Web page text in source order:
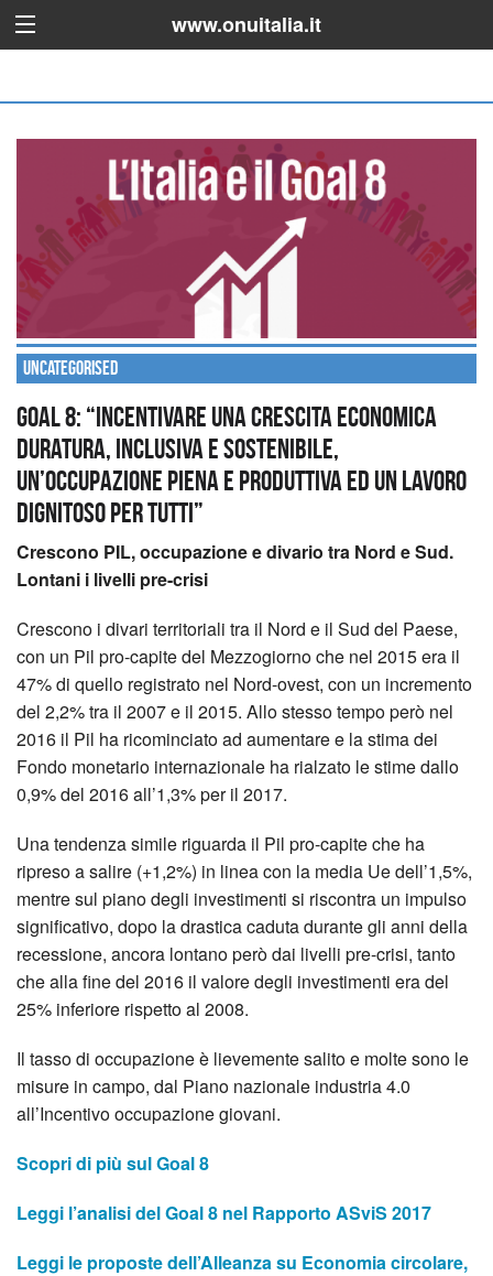
www.onuitalia.it
Uncategorised
Goal 8: “Incentivare una crescita economica
duratura, inclusiva e sostenibile,
un’occupazione piena e produttiva ed un lavoro
dignitoso per tutti”
Crescono PIL, occupazione e divario tra Nord e Sud.
Lontani i livelli pre-crisi
Crescono i divari territoriali tra il Nord e il Sud del Paese,
con un Pil pro-capite del Mezzogiorno che nel 2015 era il
47% di quello registrato nel Nord-ovest, con un incremento
del 2,2% tra il 2007 e il 2015. Allo stesso tempo però nel
2016 il Pil ha ricominciato ad aumentare e la stima dei
Fondo monetario internazionale ha rialzato le stime dallo
0,9% del 2016 all’1,3% per il 2017.
Una tendenza simile riguarda il Pil pro-capite che ha
ripreso a salire (+1,2%) in linea con la media Ue dell’1,5%,
mentre sul piano degli investimenti si riscontra un impulso
significativo, dopo la drastica caduta durante gli anni della
recessione, ancora lontano però dai livelli pre-crisi, tanto
che alla fine del 2016 il valore degli investimenti era del
25% inferiore rispetto al 2008.
Il tasso di occupazione è lievemente salito e molte sono le
misure in campo, dal Piano nazionale industria 4.0
all’Incentivo occupazione giovani.
Scopri di più sul Goal 8
Leggi l’analisi del Goal 8 nel Rapporto ASviS 2017
Leggi le proposte dell’Alleanza su Economia circolare,